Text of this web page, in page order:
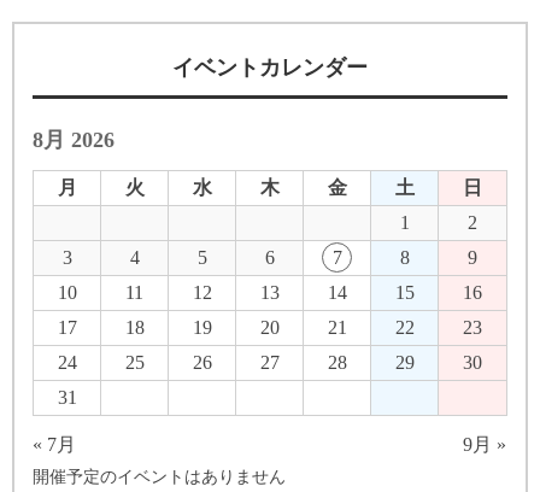
イベントカレンダー
8月 2026
月 火 水 木 金 土
日
1
2
3
4 5 6 7 8
9
10
11 12 13 14 15
16
17
18 19 20 21 22
23
24
25 26 27 28 29
30
31
« 7月 9月 »
開催予定のイベントはありません